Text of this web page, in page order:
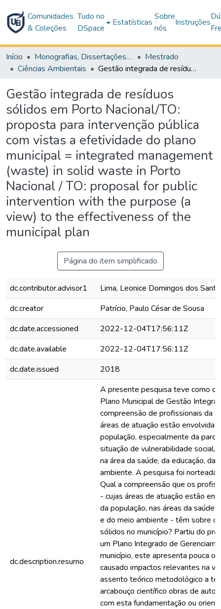
Comunidades
& Coleções
Tudo no
DSpace
Estatísticas
Sobre
nós
Instruções
Início Monografias, Dissertações e Teses
Mestrado
Ciências Ambientais
Gestão integrada de resíduos sólidos em Porto Nacional/TO: proposta para intervenção pública com vistas a efetividade do plano municipal = integrated management (waste) in solid waste in Porto Nacional / TO: proposal for public intervention with the purpose (a view) to the effectiveness of the municipal plan
Gestão integrada de resíduos
sólidos em Porto Nacional/TO:
proposta para intervenção pública
com vistas a efetividade do plano
municipal = integrated management
(waste) in solid waste in Porto
Nacional / TO: proposal for public
intervention with the purpose (a
view) to the effectiveness of the
municipal plan
Página do item simplificado
dc.contributor.advisor1
Lima, Leonice Domingos dos
dc.creator
Patrício, Paulo César de Sousa
dc.date.accessioned
2022-12-04T17:56:11Z
dc.date.available
2022-12-04T17:56:11Z
dc.date.issued
2018
dc.description.resumo
A presente pesquisa teve como
Plano Municipal de Gestão
compreensão de profissionais da
áreas de atuação estão
população, especialmente da
situação de vulnerabilidade social,
na área da saúde, da educação,
ambiente. A pesquisa foi
Qual a compreensão que os
- cujas áreas de atuação estão
da população, nas áreas da saúde,
e do meio ambiente - têm sobre o
sólidos no município? Partiu do
um Plano Integrado de
município, este apresenta pouca
causado impactos relevantes na
assento teórico metodológico a
arcabouço científico obras de
com esta fundamentação ou